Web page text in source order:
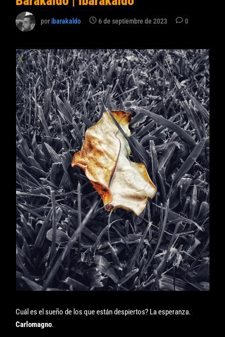
poribarakaldo 6 de septiembre de 2023 0
Cuál es el sueño de los que están despiertos? La esperanza.
Carlomagno.